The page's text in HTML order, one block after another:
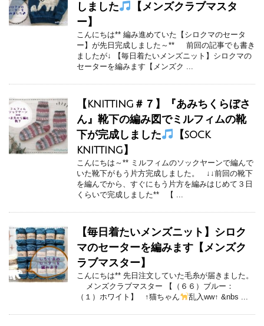
しました
【メンズクラブマスタ
ー】
こんにちは** 編み進めていた【シロクマのセータ
ー】が先日完成しました～** 前回の記事でも書き
ましたが↓ 【毎日着たいメンズニット】シロクマの
セーターを編みます【メンズク ...
【knitting＃７】『あみちくらぼさ
ん』靴下の編み図でミルフィムの靴
下が完成しました
【sock
knitting】
こんにちは～** ミルフィムのソックヤーンで編んで
いた靴下がもう片方完成しました。 ↓↓前回の靴下
を編んでから、すぐにもう片方を編みはじめて３日
くらいで完成しました** 【 ...
【毎日着たいメンズニット】シロク
マのセーターを編みます【メンズク
ラブマスター】
こんにちは** 先日注文していた毛糸が届きました。
メンズクラブマスター 【（６６）ブルー：
（１）ホワイト】 ↑猫ちゃん
乱入ww↑ &nbs ...